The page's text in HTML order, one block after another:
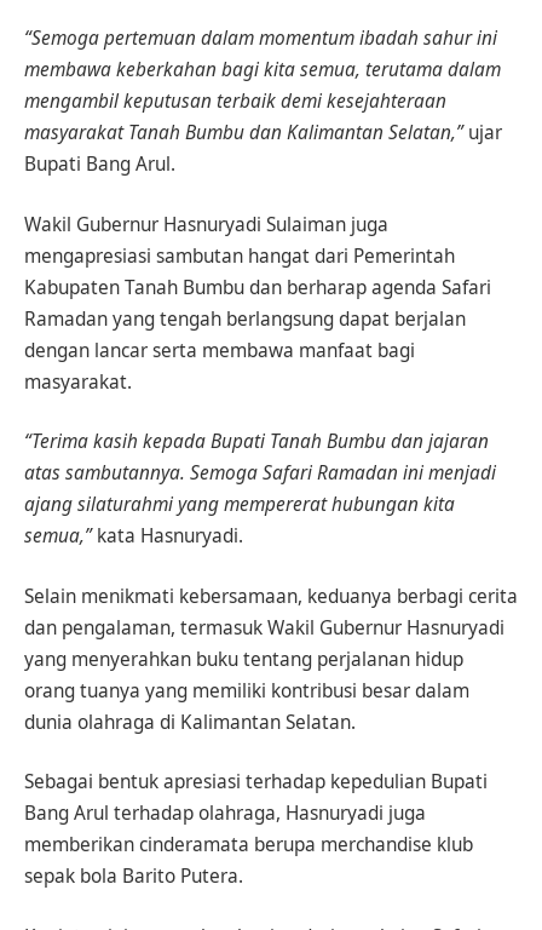
“Semoga pertemuan dalam momentum ibadah sahur ini
membawa keberkahan bagi kita semua, terutama dalam
mengambil keputusan terbaik demi kesejahteraan
masyarakat Tanah Bumbu dan Kalimantan Selatan,”ujar
Bupati Bang Arul.
Wakil Gubernur Hasnuryadi Sulaiman juga
mengapresiasi sambutan hangat dari Pemerintah
Kabupaten Tanah Bumbu dan berharap agenda Safari
Ramadan yang tengah berlangsung dapat berjalan
dengan lancar serta membawa manfaat bagi
masyarakat.
“Terima kasih kepada Bupati Tanah Bumbu dan jajaran
atas sambutannya. Semoga Safari Ramadan ini menjadi
ajang silaturahmi yang mempererat hubungan kita
semua,”kata Hasnuryadi.
Selain menikmati kebersamaan, keduanya berbagi cerita
dan pengalaman, termasuk Wakil Gubernur Hasnuryadi
yang menyerahkan buku tentang perjalanan hidup
orang tuanya yang memiliki kontribusi besar dalam
dunia olahraga di Kalimantan Selatan.
Sebagai bentuk apresiasi terhadap kepedulian Bupati
Bang Arul terhadap olahraga, Hasnuryadi juga
memberikan cinderamata berupa merchandise klub
sepak bola Barito Putera.